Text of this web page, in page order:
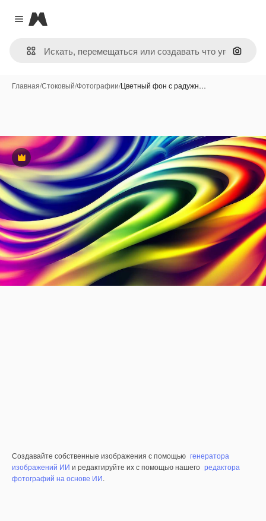
Close menu
Magnific
Поиск
Главная/Стоковый/Фотографии/Цветный фон с радужн…
Премиум
Создавайте собственные изображения с помощью генератора
изображений ИИ и редактируйте их с помощью нашего редактора
фотографий на основе ИИ.